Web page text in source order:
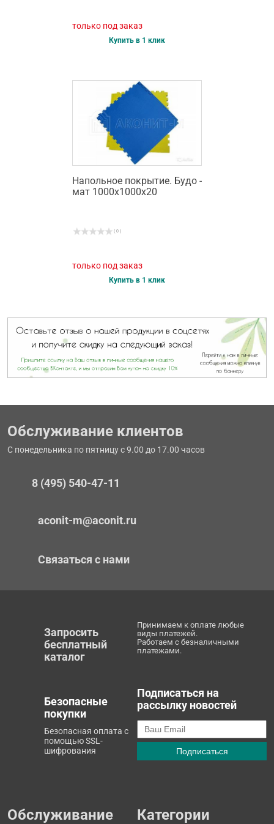
только под заказ
Купить в 1 клик
Напольное покрытие. Будо -
мат 1000х1000х20
( 0 )
только под заказ
Купить в 1 клик
Обслуживание клиентов
С понедельника по пятницу с 9.00 до 17.00 часов
8 (495) 540-47-11
aconit-m@aconit.ru
Связаться с нами
Запросить
бесплатный
каталог
Принимаем к оплате любые
виды платежей.
Работаем с безналичными
платежами.
Безопасные
покупки
Безопасная оплата с
помощью SSL-
шифрования
Подписаться на
рассылку новостей
Обслуживание Категории